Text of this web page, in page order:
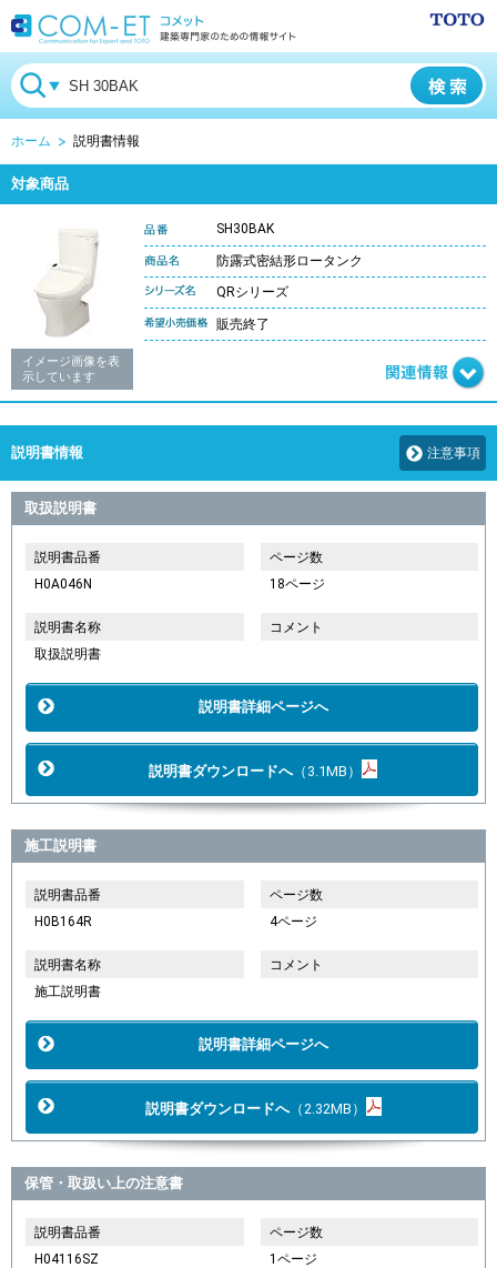
ホーム 説明書情報
対象商品
イメージ画像を表
示しています
SH30BAK
防露式密結形ロータンク
QRシリーズ
販売終了
説明書情報 注意事項
取扱説明書
説明書品番
H0A046N
ページ数
18ページ
説明書名称
取扱説明書
コメント
説明書詳細ページへ
説明書ダウンロードへ（3.1MB）
施工説明書
説明書品番
H0B164R
ページ数
4ページ
説明書名称
施工説明書
コメント
説明書詳細ページへ
説明書ダウンロードへ（2.32MB）
保管・取扱い上の注意書
説明書品番
H04116SZ
ページ数
1ページ